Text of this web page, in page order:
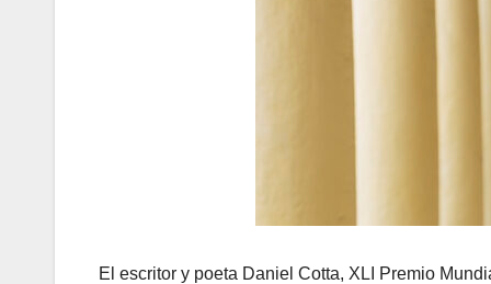
El escritor y poeta Daniel Cotta, XLI Premio